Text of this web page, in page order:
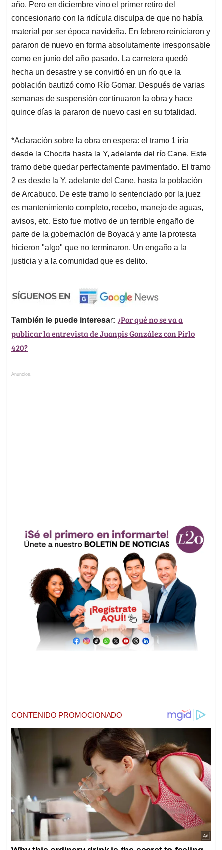
año. Pero en diciembre vino el primer retiro del
concesionario con la ridícula disculpa de que no había
material por ser época navideña. En febrero reiniciaron y
pararon de nuevo en forma absolutamente irresponsable
como en junio del año pasado. La carretera quedó
hecha un desastre y se convirtió en un río que la
población bautizó como Río Gomar. Después de varias
semanas de suspensión continuaron la obra y hace
quince días la pararon de nuevo casi en su totalidad.
*Aclaración sobre la obra en espera: el tramo 1 iría
desde la Chocita hasta la Y, adelante del río Cane. Este
tramo debe quedar perfectamente pavimentado. El tramo
2 es desde la Y, adelante del Cane, hasta la población
de Arcabuco. De este tramo lo sentenciado por la juez
es mantenimiento completo, recebo, manejo de aguas,
avisos, etc. Esto fue motivo de un terrible engaño de
parte de la gobernación de Boyacá y ante la protesta
hicieron "algo" que no terminaron. Un engaño a la
justicia y a la comunidad que es delito.
También le puede interesar: ¿Por qué no se va a
publicar la entrevista de Juanpis González con Pirlo
420?
Anuncios.